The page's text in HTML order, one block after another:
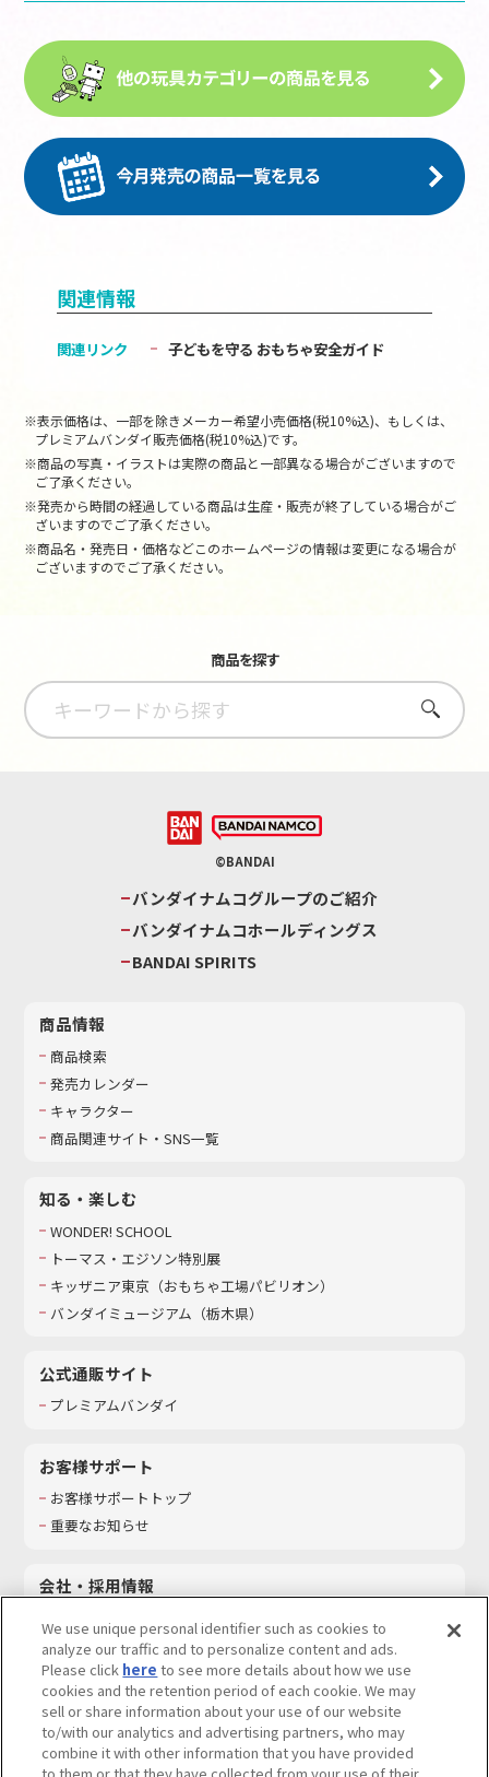
関連情報
関連リンク 子どもを守る おもちゃ安全ガイド
※表示価格は、一部を除きメーカー希望小売価格(税10%込)、もしくは、
プレミアムバンダイ販売価格(税10%込)です。
※商品の写真・イラストは実際の商品と一部異なる場合がございますので
ご了承ください。
※発売から時間の経過している商品は生産・販売が終了している場合がご
ざいますのでご了承ください。
※商品名・発売日・価格などこのホームページの情報は変更になる場合が
ございますのでご了承ください。
商品を探す
さがす
©BANDAI
バンダイナムコグループのご紹介
バンダイナムコホールディングス
BANDAI SPIRITS
商品情報
商品検索
発売カレンダー
キャラクター
商品関連サイト・SNS一覧
知る・楽しむ
WONDER! SCHOOL
トーマス・エジソン特別展
キッザニア東京（おもちゃ工場パビリオン）​
バンダイミュージアム（栃木県）
公式通販サイト
プレミアムバンダイ
お客様サポート
お客様サポートトップ
重要なお知らせ
会社・採用情報
採用情報
サステナビリティ
お問い合わせ
We use unique personal identifier such as cookies to
analyze our traffic and to personalize content and ads.
Please click here to see more details about how we use
cookies and the retention period of each cookie. We may
sell or share information about your use of our website
to/with our analytics and advertising partners, who may
combine it with other information that you have provided